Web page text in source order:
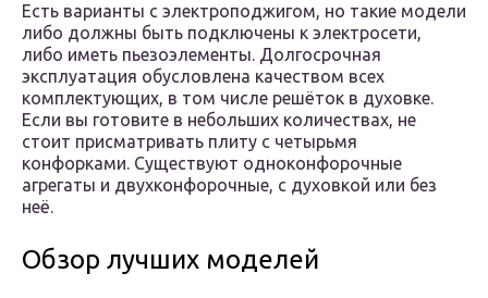
Есть варианты с электроподжигом, но такие модели
либо должны быть подключены к электросети,
либо иметь пьезоэлементы. Долгосрочная
эксплуатация обусловлена качеством всех
комплектующих, в том числе решёток в духовке.
Если вы готовите в небольших количествах, не
стоит присматривать плиту с четырьмя
конфорками. Существуют одноконфорочные
агрегаты и двухконфорочные, с духовкой или без
неё.
Обзор лучших моделей